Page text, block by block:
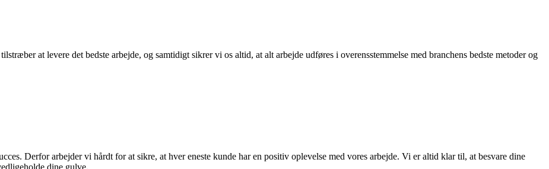
at levere det bedste arbejde, og samtidigt sikrer vi os altid, at alt arbejde udføres i overensstemmelse med branchens bedste metoder og
Derfor arbejder vi hårdt for at sikre, at hver eneste kunde har en positiv oplevelse med vores arbejde. Vi er altid klar til, at besvare dine
dine gulve.